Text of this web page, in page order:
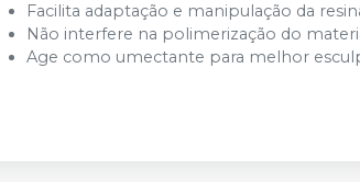
Facilita adaptação e manipulação da
Não interfere na polimerização do
Age como umectante para melhor